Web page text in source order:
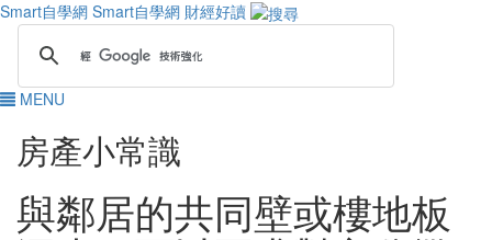
Smart自學網 Smart自學網 財經好讀
MENU
房產小常識
與鄰居的共同壁或樓地板